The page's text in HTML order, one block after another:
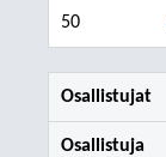
50
Osallistujat
Osallistuja